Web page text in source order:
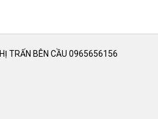
TRẤN BÊN CẦU 0965656156